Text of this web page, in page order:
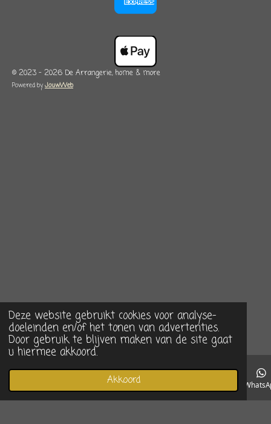
Deze website gebruikt cookies voor analyse-
doeleinden en/of het tonen van advertenties.
Door gebruik te blijven maken van de site gaat
u hiermee akkoord.
Akkoord
© 2023 - 2026 De Arrangerie, home & more
Powered byJouwWeb
Telefoonnummer